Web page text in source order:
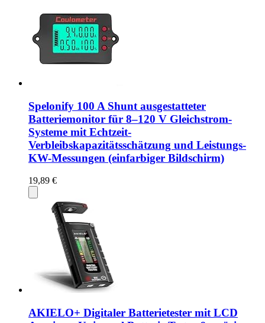
Spelonify 100 A Shunt ausgestatteter
Batteriemonitor für 8–120 V Gleichstrom-
Systeme mit Echtzeit-
Verbleibskapazitätsschätzung und Leistungs-
KW-Messungen (einfarbiger Bildschirm)
19,89 €
AKIELO+ Digitaler Batterietester mit LCD